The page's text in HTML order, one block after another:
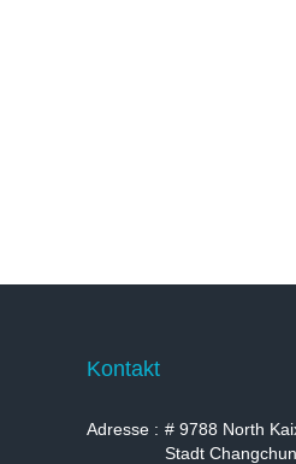
Kontakt
Adresse : # 9788 North
Stadt